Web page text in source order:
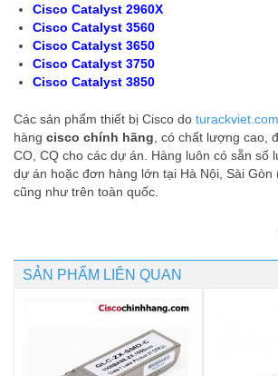
Cisco Catalyst 2960X
Cisco Catalyst 3560
Cisco Catalyst 3650
Cisco Catalyst 3750
Cisco Catalyst 3850
Các sản phẩm thiết bị Cisco do
hàng cisco chính hãng , có chất lượng cao,
CO, CQ cho các dự án. Hàng luôn có sẵn số
dự án hoặc đơn hàng lớn tại Hà Nội, Sài Gòn
cũng như trên toàn quốc.
SẢN PHẨM LIÊN QUAN